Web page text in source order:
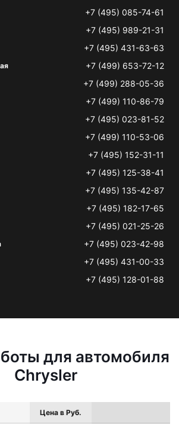
+7 (495) 085-74-61
+7 (495) 989-21-31
+7 (495) 431-63-63
+7 (499) 653-72-12
+7 (499) 288-05-36
+7 (499) 110-86-79
+7 (495) 023-81-52
+7 (499) 110-53-06
+7 (495) 152-31-11
+7 (495) 125-38-41
+7 (495) 135-42-87
+7 (495) 182-17-65
+7 (495) 021-25-26
+7 (495) 023-42-98
+7 (495) 431-00-33
+7 (495) 128-01-88
для автомобиля
Chrysler
Цена в Руб.